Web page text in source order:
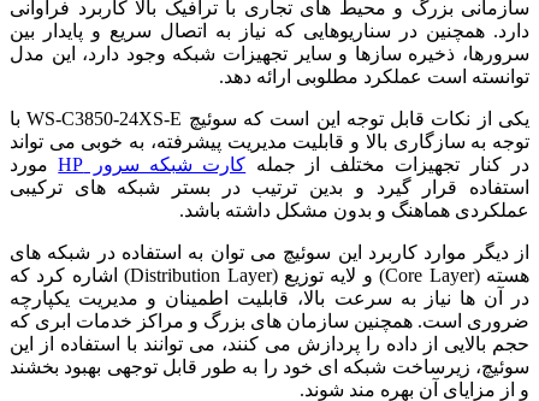
سازمانی بزرگ و محیط های تجاری با ترافیک بالا کاربرد فراوانی
دارد. همچنین در سناریوهایی که نیاز به اتصال سریع و پایدار بین
سرورها، ذخیره سازها و سایر تجهیزات شبکه وجود دارد، این مدل
توانسته است عملکرد مطلوبی ارائه دهد.
یکی از نکات قابل توجه این است که سوئیچ WS-C3850-24XS-E با
توجه به سازگاری بالا و قابلیت مدیریت پیشرفته، به خوبی می تواند
در کنار تجهیزات مختلف از جمله کارت شبکه سرور HP
مورد
استفاده قرار گیرد و بدین ترتیب در بستر شبکه های ترکیبی
عملکردی هماهنگ و بدون مشکل داشته باشد.
از دیگر موارد کاربرد این سوئیچ می توان به استفاده در شبکه های
هسته (Core Layer) و لایه توزیع (Distribution Layer) اشاره کرد که
در آن ها نیاز به سرعت بالا، قابلیت اطمینان و مدیریت یکپارچه
ضروری است. همچنین سازمان های بزرگ و مراکز خدمات ابری که
حجم بالایی از داده را پردازش می کنند، می توانند با استفاده از این
سوئیچ، زیرساخت شبکه ای خود را به طور قابل توجهی بهبود بخشند
و از مزایای آن بهره مند شوند.